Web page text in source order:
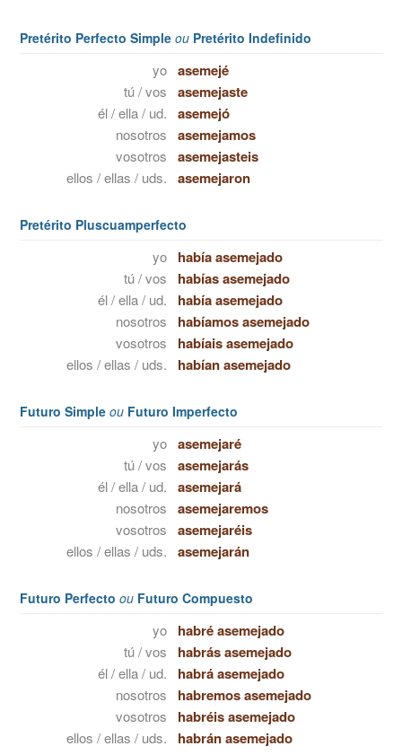
Pretérito Perfecto Simple ou Pretérito Indefinido
yo asemejé
tú / vos asemejaste
él / ella / ud. asemejó
nosotros asemejamos
vosotros asemejasteis
ellos / ellas / uds. asemejaron
Pretérito Pluscuamperfecto
yo había asemejado
tú / vos habías asemejado
él / ella / ud. había asemejado
nosotros habíamos asemejado
vosotros habíais asemejado
ellos / ellas / uds. habían asemejado
Futuro Simple ou Futuro Imperfecto
yo asemejaré
tú / vos asemejarás
él / ella / ud. asemejará
nosotros asemejaremos
vosotros asemejaréis
ellos / ellas / uds. asemejarán
Futuro Perfecto ou Futuro Compuesto
yo habré asemejado
tú / vos habrás asemejado
él / ella / ud. habrá asemejado
nosotros habremos asemejado
vosotros habréis asemejado
ellos / ellas / uds. habrán asemejado